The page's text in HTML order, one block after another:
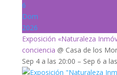
6
Dom
2026
Exposición «Naturaleza
conciencia @ Casa de los
Sep 4 a las 20:00 – Sep 6 a